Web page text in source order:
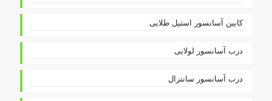
کابین آسانسور استیل طلایی
درب آسانسور لولایی
درب آسانسور سانترال